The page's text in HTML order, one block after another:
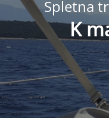
Spletna
K